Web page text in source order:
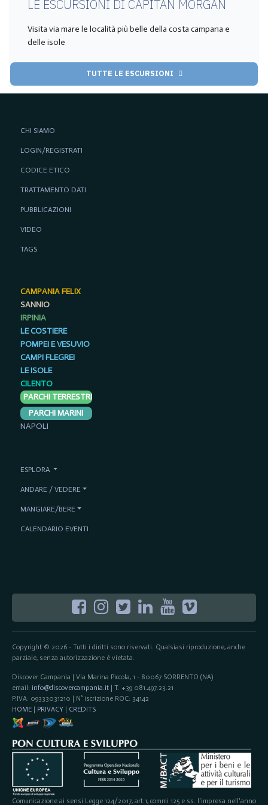
LE ESCURSIONI DI CAPITAN MORGAN
Visita via mare le località più belle della costa campana e
delle isole
TUTTE LE ESCURSIONI
Copyright © 2026 - Tutti i diritti sono riservati. Qualsiasi riproduzione, anche
parziale, senza autorizzazione è vietata.
Discover Campania | Via Marina Piccola, 1 - 80067 SORRENTO (NA)
email: info@discovercampania.it| T. +39 081.497.23.21
P.IVA: 09333031210 | N° iscrizione ROC: 34142
HOME| PRIVACY | CREDITS
Comunicazione ai sensi Legge 124/2017, art.1, commi 125 e ss. l'impresa nell'anno
CHI SIAMO
LOGIN/REGISTRATI
CODICE ETICO
TRATTAMENTO DATI
PUBBLICAZIONI
VIDEO
TAGS
CAMPANIA FELIX
SANNIO
IRPINIA
LE COSTIERE
POMPEI E VESUVIO
CAMPI FLEGREI
LE ISOLE
CILENTO
PARCHI TERRESTRI
PARCHI MARINI
NAPOLI
ESPLORA
ANDARE / VEDERE
MANGIARE/BERE
CALENDARIO EVENTI